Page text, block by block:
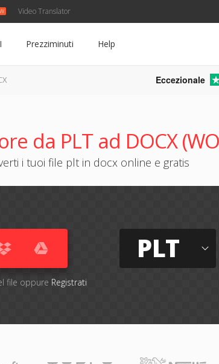
Video Translator
Prezziminuti Help
Eccezionale
da PLT ad DOCX
i tuoi file plt in docx online e gratis
file oppure Registrati
PLT